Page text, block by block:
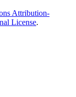
Attribution-
License.